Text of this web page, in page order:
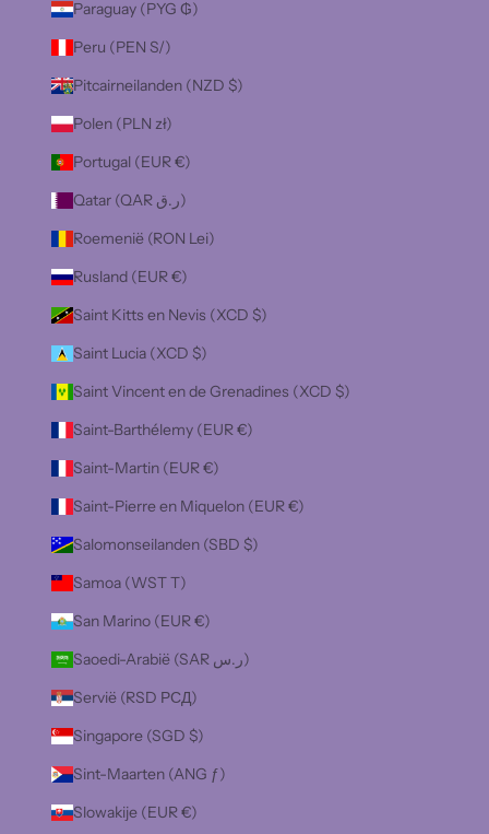
Paraguay (PYG ₲)
Peru (PEN S/)
Pitcairneilanden (NZD $)
Polen (PLN zł)
Portugal (EUR €)
Qatar (QAR ر.ق)
Roemenië (RON Lei)
Rusland (EUR €)
Saint Kitts en Nevis (XCD $)
Saint Lucia (XCD $)
Saint Vincent en de Grenadines (XCD $)
Saint-Barthélemy (EUR €)
Saint-Martin (EUR €)
Saint-Pierre en Miquelon (EUR €)
Salomonseilanden (SBD $)
Samoa (WST T)
San Marino (EUR €)
Saoedi-Arabië (SAR ر.س)
Servië (RSD РСД)
Singapore (SGD $)
Sint-Maarten (ANG ƒ)
Slowakije (EUR €)